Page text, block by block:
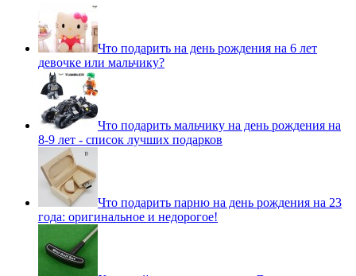
Что подарить на день рождения на 6 лет
девочке или мальчику?
Что подарить мальчику на день рождения на
8-9 лет - список лучших подарков
Что подарить парню на день рождения на 23
года: оригинальное и недорогое!